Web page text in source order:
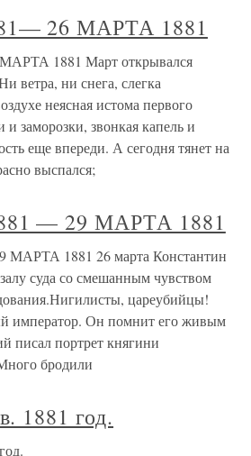
26 МАРТА 1881
1881 Март открывался
ветра, ни снега, слегка
неясная истома первого
заморозки, звонкая капель и
еще впереди. А сегодня тянет на
выспался;
— 29 МАРТА 1881
1881 26 марта Константин
суда со смешанным чувством
цареубийцы!
император. Он помнит его живым
писал портрет княгини
бродили
1881 год.